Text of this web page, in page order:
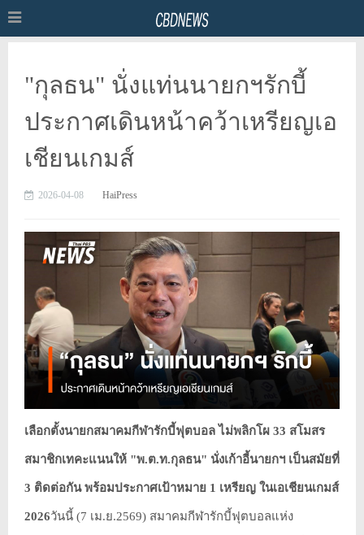
"กุลธน" นั่งแท่นนายกฯรักบี้
ประกาศเดินหน้าคว้าเหรียญเอ
เชียนเกมส์
2026-04-08 HaiPress
เลือกตั้งนายกสมาคมกีฬารักบี้ฟุตบอล ไม่พลิกโผ 33 สโมสร
สมาชิกเทคะแนนให้ "พ.ต.ท.กุลธน" นั่งเก้าอี้นายกฯ เป็นสมัยที่
3 ติดต่อกัน พร้อมประกาศเป้าหมาย 1 เหรียญ ในเอเชียนเกมส์
2026วันนี้ (7 เม.ย.2569) สมาคมกีฬารักบี้ฟุตบอลแห่ง